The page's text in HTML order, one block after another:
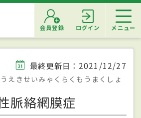
会員登録 ログイン メニュー
最終更新日：2021/12/27
えきせいみゃくらくもうまくしょ
脈絡網膜症